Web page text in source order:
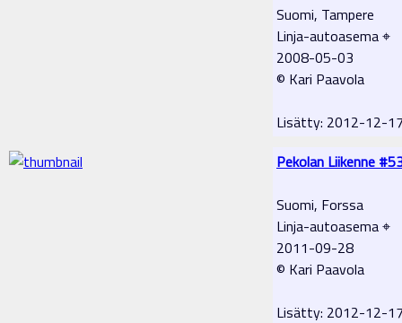
Suomi, Tampere
Linja-autoasema ⌖
2008-05-03
© Kari Paavola
Lisätty: 2012-12-
Pekolan Liikenne
Suomi, Forssa
Linja-autoasema ⌖
2011-09-28
© Kari Paavola
Lisätty: 2012-12-